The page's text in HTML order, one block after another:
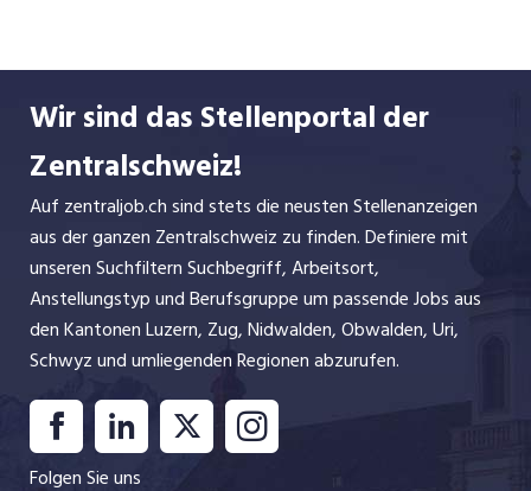
Wir sind das Stellenportal der
Zentralschweiz!
Auf zentraljob.ch sind stets die neusten Stellenanzeigen
aus der ganzen Zentralschweiz zu finden. Definiere mit
unseren Suchfiltern Suchbegriff, Arbeitsort,
Anstellungstyp und Berufsgruppe um passende Jobs aus
den Kantonen Luzern, Zug, Nidwalden, Obwalden, Uri,
Schwyz und umliegenden Regionen abzurufen.
Folgen Sie uns